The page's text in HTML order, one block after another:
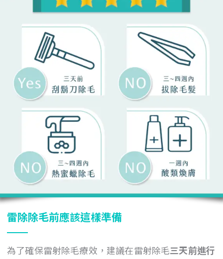
雷除除毛前應該這樣準備
為了確保雷射除毛療效，建議在雷射除毛三天前進行